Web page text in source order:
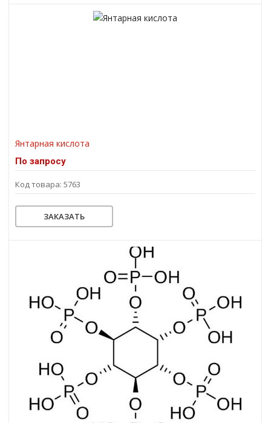
Янтарная кислота
По запросу
Код товара: 5763
ЗАКАЗАТЬ